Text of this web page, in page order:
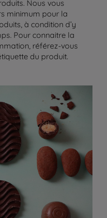
Nous vous
minimum pour la
à condition d’y
Pour connaitre la
référez-vous
du produit.